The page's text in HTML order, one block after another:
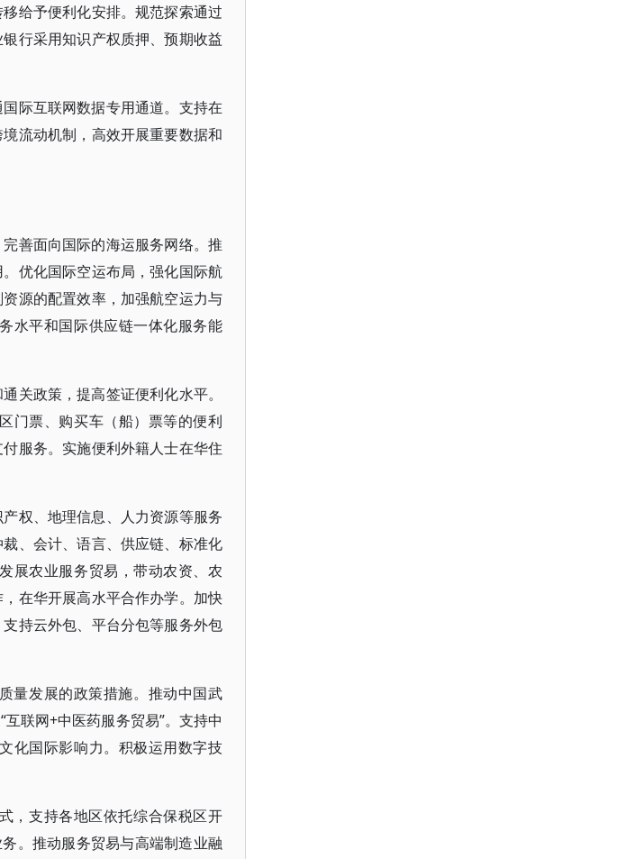
给予便利化安排。规范探索通过
行采用知识产权质押、预期收益
际互联网数据专用通道。支持在
流动机制，高效开展重要数据和
善面向国际的海运服务网络。推
优化国际空运布局，强化国际航
源的配置效率，加强航空运力与
水平和国际供应链一体化服务能
关政策，提高签证便利化水平。
门票、购买车（船）票等的便利
服务。实施便利外籍人士在华住
权、地理信息、人力资源等服务
、会计、语言、供应链、标准化
展农业服务贸易，带动农资、农
在华开展高水平合作办学。加快
持云外包、平台分包等服务外包
量发展的政策措施。推动中国武
联网+中医药服务贸易”。支持中
化国际影响力。积极运用数字技
，支持各地区依托综合保税区开
。推动服务贸易与高端制造业融